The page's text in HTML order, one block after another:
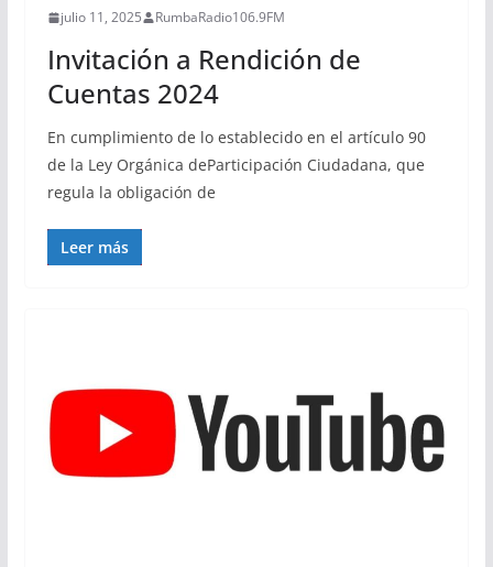
julio 11, 2025 RumbaRadio106.9FM
Invitación a Rendición de
Cuentas 2024
En cumplimiento de lo establecido en el artículo 90
de la Ley Orgánica deParticipación Ciudadana, que
regula la obligación de
Leer más